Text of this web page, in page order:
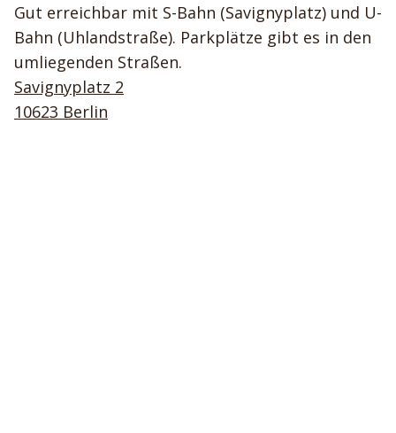
Gut erreichbar mit S-Bahn (Savignyplatz) und U-
Bahn (Uhlandstraße). Parkplätze gibt es in den
umliegenden Straßen.
Savignyplatz 2
10623 Berlin